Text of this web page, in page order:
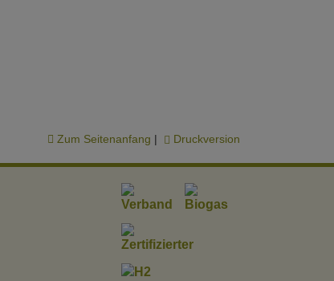
Zum Seitenanfang | Druckversion